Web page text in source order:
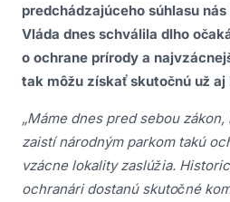
predchádzajúceho súhlasu
Vláda dnes schválila dlho
o ochrane prírody a
tak môžu získať skutočnú už
„Máme dnes pred sebou
zaistí národným parkom takú
vzácne lokality zaslúžia.
ochranári dostanú skutočné